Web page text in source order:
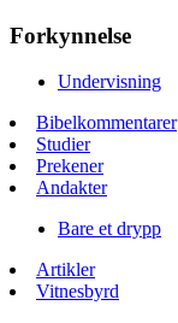
Forkynnelse
Undervisning
Bibelkommentarer
Studier
Prekener
Andakter
Bare et drypp
Artikler
Vitnesbyrd